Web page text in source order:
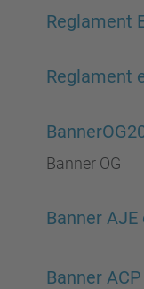
Reglament
Reglament
Banner OG
Banner AJE
Banner